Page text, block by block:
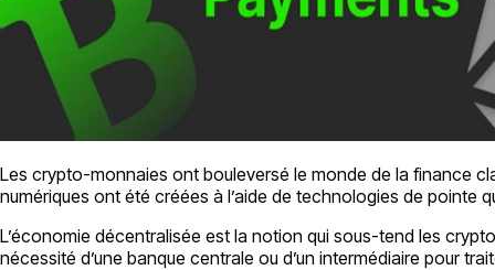
Les crypto-monnaies ont bouleversé le monde de la finance
numériques ont été créées à l’aide de technologies de pointe
L’économie décentralisée est la notion qui sous-tend les
nécessité d’une banque centrale ou d’un intermédiaire pour